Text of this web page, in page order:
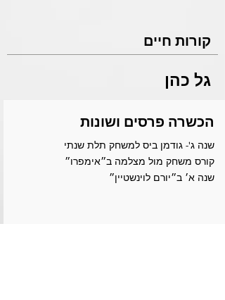
קורות חיים
גל כהן
הכשרה פרסים ושונות
שנה ג'- גודמן ביס למשחק תלת שנתי
קורס משחק מול מצלמה ב״אימפרו״
שנה א׳ ב״יורם לוינשטיין״